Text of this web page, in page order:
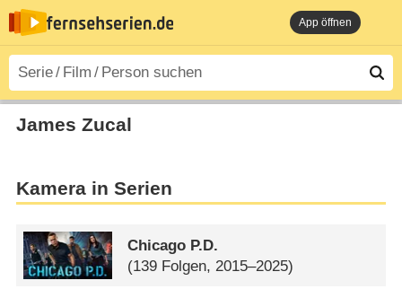
App öffnen
James Zucal
Kamera in Serien
Chicago P.D.
(139 Folgen, 2015–2025)